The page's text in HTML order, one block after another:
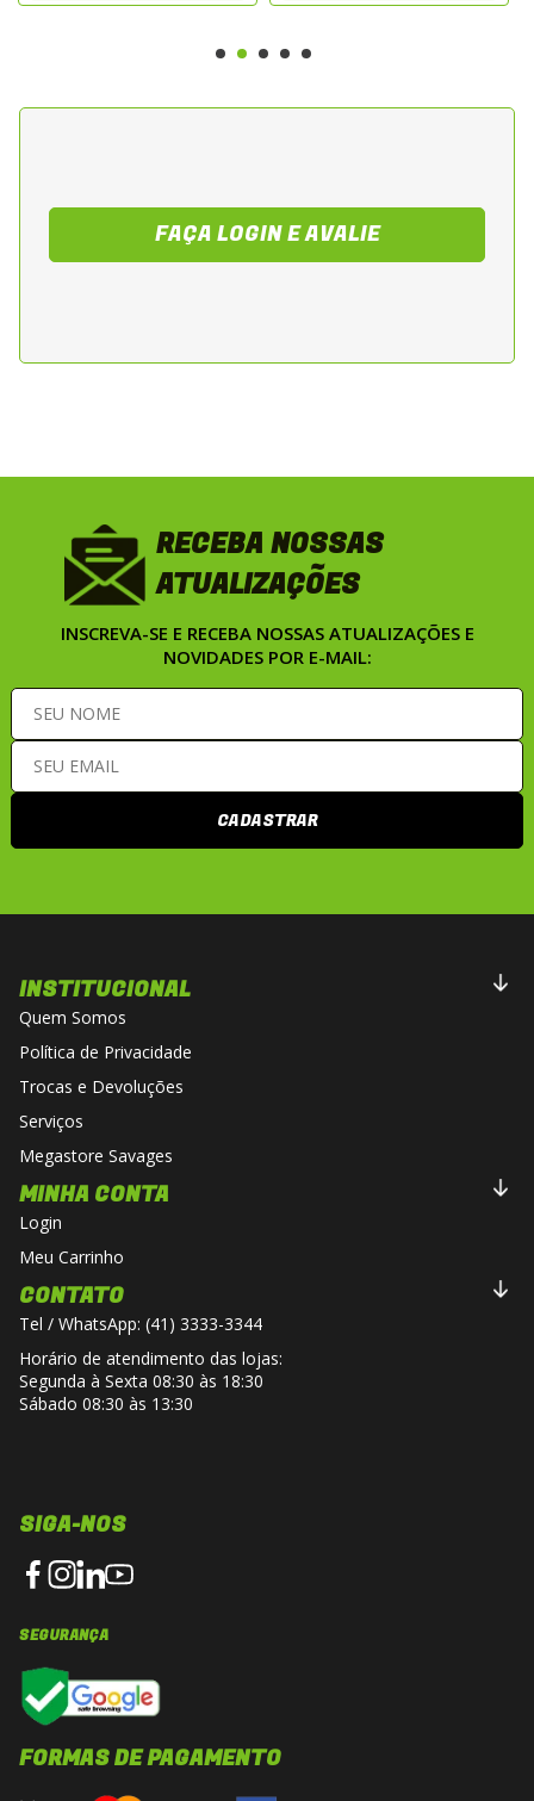
FAÇA LOGIN E AVALIE
RECEBA NOSSAS
ATUALIZAÇÕES
INSCREVA-SE E RECEBA NOSSAS ATUALIZAÇÕES E
NOVIDADES POR E-MAIL:
CADASTRAR
INSTITUCIONAL
Quem Somos
Política de Privacidade
Trocas e Devoluções
Serviços
Megastore Savages
MINHA CONTA
Login
Meu Carrinho
CONTATO
Tel / WhatsApp: (41) 3333-3344
Horário de atendimento das lojas:
Segunda à Sexta 08:30 às 18:30
Sábado 08:30 às 13:30
SIGA-NOS
SEGURANÇA
FORMAS DE PAGAMENTO